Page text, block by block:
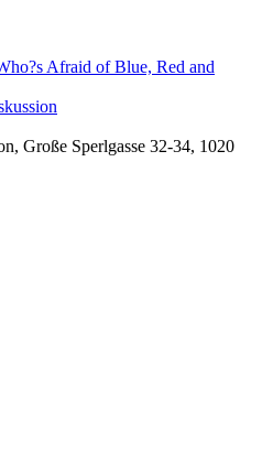
Afraid of Blue, Red and
Große Sperlgasse 32-34, 1020